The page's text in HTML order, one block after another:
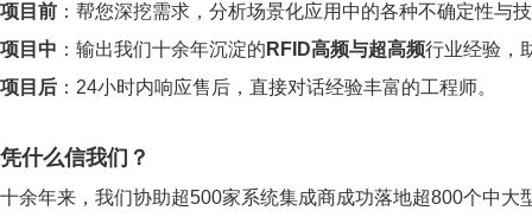
项目前 ：帮您深挖需求，分析场景化应用中的各种不确定性与
项目中 ：输出我们十余年沉淀的 RFID高频与超高频行业经验，
项目后 ：24小时内响应售后，直接对话经验丰富的工程师。
凭什么信我们？
十余年来，我们协助超500家系统集成商成功落地超800个中大